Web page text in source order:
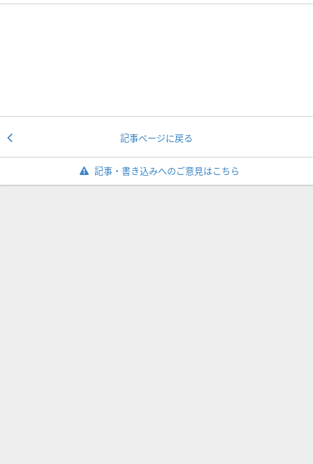
記事ページに戻る
記事・書き込みへのご意見はこちら